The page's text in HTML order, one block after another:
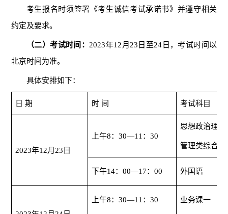
考生报名时须签署《考生诚信考试承诺书》并遵守相关
约定及要求。
（二）考试时间：2023年12月23 日至24 日，考试时间以
北京时间为准。
具体安排如下：
日 期 时 间 考试科目
2023年12月23 日
上午8：30—11：30
思想政治理论
管理类综合能
下午14：00—17：00 外国语
上午8：30—11：30 业务课一